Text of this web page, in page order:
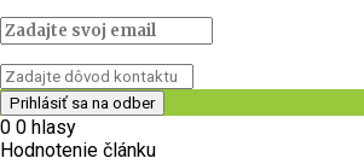
0 0 hlasy
Hodnotenie článku